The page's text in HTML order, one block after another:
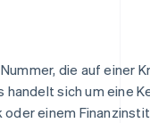
die auf einer
sich um eine
einem